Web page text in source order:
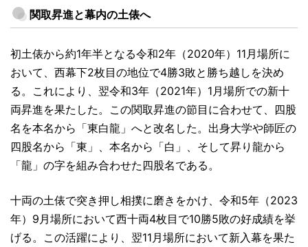
関取昇進と幕内の土俵へ
初土俵から約1年半となる令和2年（2020年）11月場所に
おいて、西幕下2枚目の地位で4勝3敗と勝ち越しを決め
る。これにより、翌令和3年（2021年）1月場所での新十
両昇進を果たした。この関取昇進の節目に合わせて、四股
名を本名から「東白龍」へと改名した。出身大学や師匠の
四股名から「東」、本名から「白」、そして昇り龍から
「龍」の字を組み合わせた四股名である。
十両の土俵で突き押し相撲に磨きをかけ、令和5年（2023
年）9月場所において西十両4枚目で10勝5敗の好成績を挙
げる。この活躍により、翌11月場所において新入幕を果た